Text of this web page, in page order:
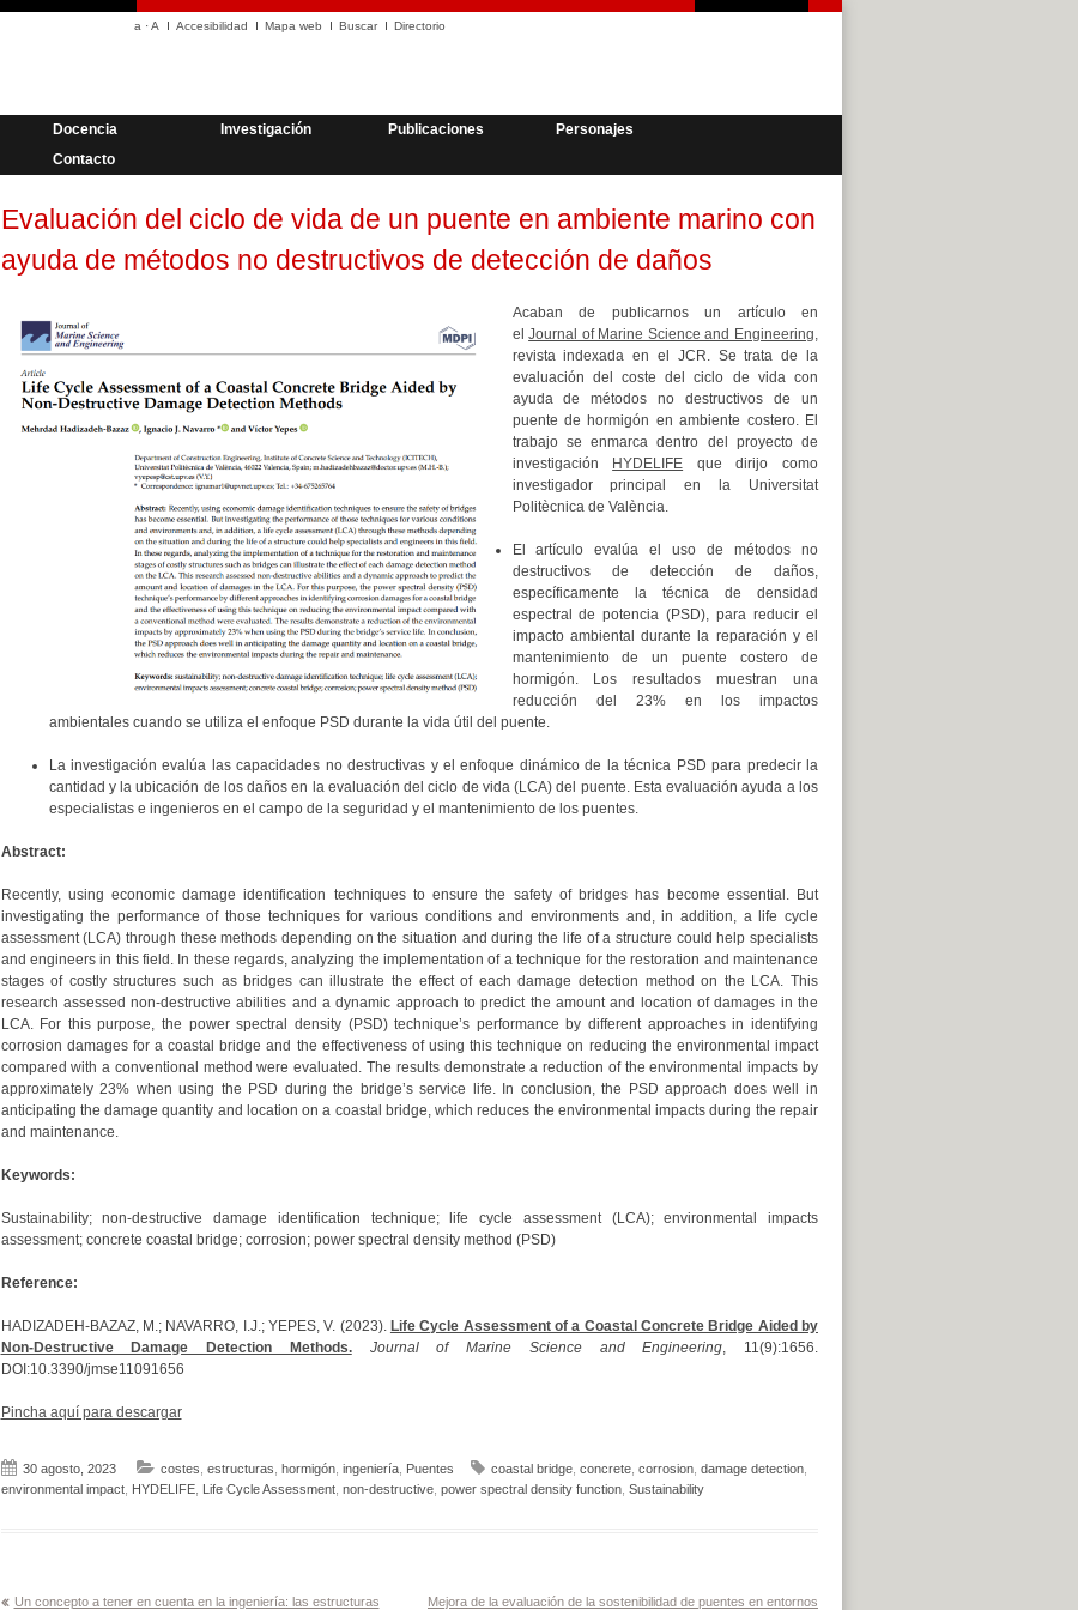
a ·A Accesibilidad Mapa web Buscar Directorio
Docencia Investigación Publicaciones
Personajes
Contacto
Evaluación del ciclo de vida de un puente en ambiente marino con
ayuda de métodos no destructivos de detección de daños
Acaban de publicarnos un artículo en
elJournal of Marine Science and Engineering,
revista indexada en el JCR. Se trata de la
evaluación del coste del ciclo de vida con
ayuda de métodos no destructivos de un
puente de hormigón en ambiente costero. El
trabajo se enmarca dentro del proyecto de
investigación
HYDELIFE que dirijo como
investigador principal en la Universitat
Politècnica de València.
El artículo evalúa el uso de métodos no
destructivos de detección de daños,
específicamente la técnica de densidad
espectral de potencia (PSD), para reducir el
impacto ambiental durante la reparación y el
mantenimiento de un puente costero de
hormigón. Los resultados muestran una
reducción del 23% en los impactos
ambientales cuando se utiliza el enfoque PSD durante la vida útil del puente.
La investigación evalúa las capacidades no destructivas y el enfoque dinámico de la técnica PSD para predecir la
cantidad y la ubicación de los daños en la evaluación del ciclo de vida (LCA) del puente. Esta evaluación ayuda a los
especialistas e ingenieros en el campo de la seguridad y el mantenimiento de los puentes.
Abstract:
Recently, using economic damage identification techniques to ensure the safety of bridges has become essential. But
investigating the performance of those techniques for various conditions and environments and, in addition, a life cycle
assessment (LCA) through these methods depending on the situation and during the life of a structure could help specialists
and engineers in this field. In these regards, analyzing the implementation of a technique for the restoration and maintenance
stages of costly structures such as bridges can illustrate the effect of each damage detection method on the LCA. This
research assessed non-destructive abilities and a dynamic approach to predict the amount and location of damages in the
LCA. For this purpose, the power spectral density (PSD) technique’s performance by different approaches in identifying
corrosion damages for a coastal bridge and the effectiveness of using this technique on reducing the environmental impact
compared with a conventional method were evaluated. The results demonstrate a reduction of the environmental impacts by
approximately 23% when using the PSD during the bridge’s service life. In conclusion, the PSD approach does well in
anticipating the damage quantity and location on a coastal bridge, which reduces the environmental impacts during the repair
and maintenance.
Keywords:
Sustainability; non-destructive damage identification technique; life cycle assessment (LCA); environmental impacts
assessment; concrete coastal bridge; corrosion; power spectral density method (PSD)
Reference:
HADIZADEH-BAZAZ, M.; NAVARRO, I.J.; YEPES, V. (2023). Life Cycle Assessment of a Coastal Concrete Bridge Aided by
Non-Destructive Damage Detection Methods.
Journal of Marine Science and Engineering, 11(9):1656.
DOI:10.3390/jmse11091656
Pincha aquí para descargar
30 agosto, 2023 costes estructuras hormigón, ingeniería, Puentes coastal bridge, concrete, corrosion, damage detection,
environmental impact, HYDELIFE, Life Cycle Assessment, non-destructive, power spectral density function, Sustainability
Navegación
Un concepto a tener en cuenta en la ingeniería: las estructuras
Mejora de la evaluación de la sostenibilidad de puentes en entornos